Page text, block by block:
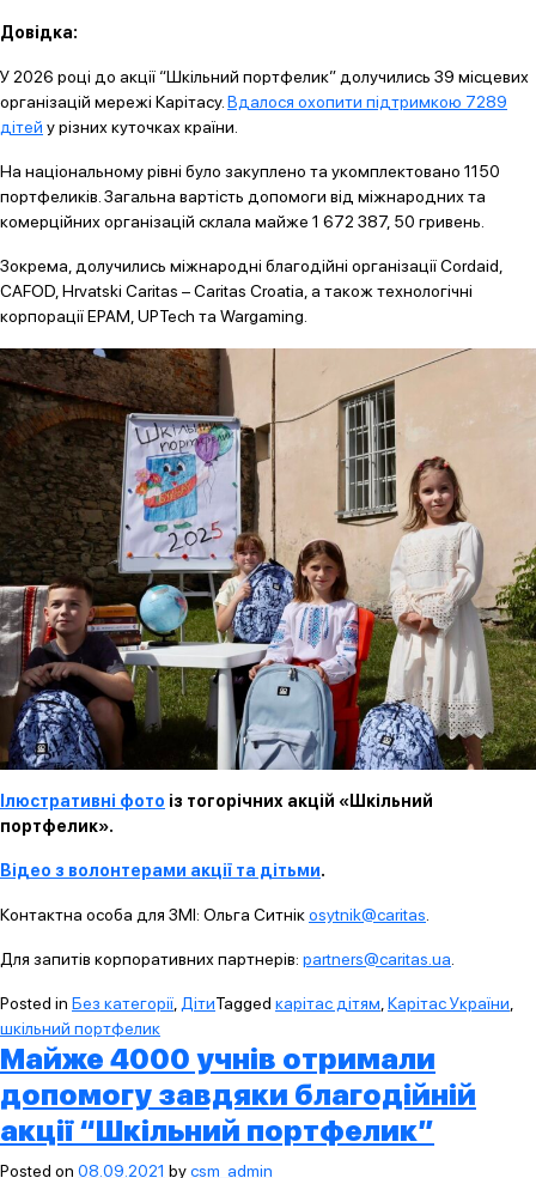
Довідка:
У 2026 році до акції “Шкільний портфелик” долучились 39 місцевих
організацій мережі Карітасу. Вдалося охопити підтримкою 7289
дітей у різних куточках країни.
На національному рівні було закуплено та укомплектовано 1150
портфеликів. Загальна вартість допомоги від міжнародних та
комерційних організацій склала майже 1 672 387, 50 гривень.
Зокрема, долучились міжнародні благодійні організації Cordaid,
CAFOD, Hrvatski Caritas – Caritas Croatia, а також технологічні
корпорації EPAM, UPTech та Wargaming.
Ілюстративні фото із тогорічних акцій «Шкільний
портфелик».
Відео з волонтерами акції та дітьми.
Контактна особа для ЗМІ: Ольга Ситнікosytnik@caritas
Для запитів корпоративних партнерів: partners@caritas.ua
Posted in Без категорії ДітиTagged карітас дітям Карітас України
шкільний портфелик
Майже 4000 учнів отримали
допомогу завдяки благодійній
акції “Шкільний портфелик”
Posted on 08.09.2021 bycsm_admin